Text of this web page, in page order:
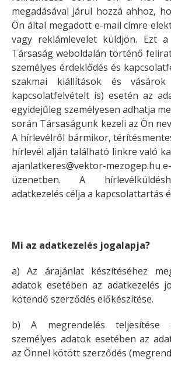
megadásával járul hozzá ahhoz,
Ön által megadott e-mail címre
vagy reklámlevelet küldjön. Ezt
Társaság weboldalán történő
személyes érdeklődés és
szakmai kiállítások és vásárok
kapcsolatfelvételt is) esetén az
egyidejűleg személyesen adhatja
során Társaságunk kezeli az Ön
A hírlevélről bármikor,
hírlevél alján található linkre való
ajanlatkeres@vektor-mezogep.hu
üzenetben. A
adatkezelés célja a kapcsolattartás
Mi az adatkezelés jogalapja?
a) Az árajánlat készítéséhez
adatok esetében az adatkezelés
kötendő szerződés előkészítése.
b) A megrendelés teljesítése
személyes adatok esetében az
az Önnel kötött szerződés